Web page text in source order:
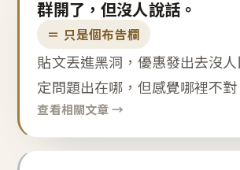
群開了，但沒人說話。
＝ 只是個布告欄
貼文丟進黑洞，優惠發出去沒
定問題出在哪，但感覺哪裡不對
查看相關文章 →